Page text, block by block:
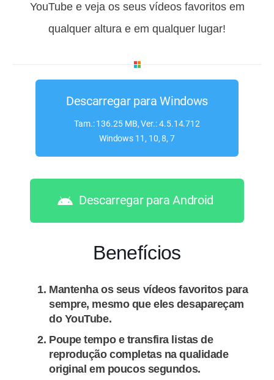
YouTube e veja os seus vídeos favoritos em
qualquer altura e em qualquer lugar!
Descarregar para Windows
Tam.: 136.25 MB, Ver.: 4.5.14.712
Windows 11, 10, 8, 7
Descarregar para Android
Benefícios
Mantenha os seus vídeos favoritos para
sempre, mesmo que eles desapareçam
do YouTube.
Poupe tempo e transfira listas de
reprodução completas na qualidade
original em poucos segundos.